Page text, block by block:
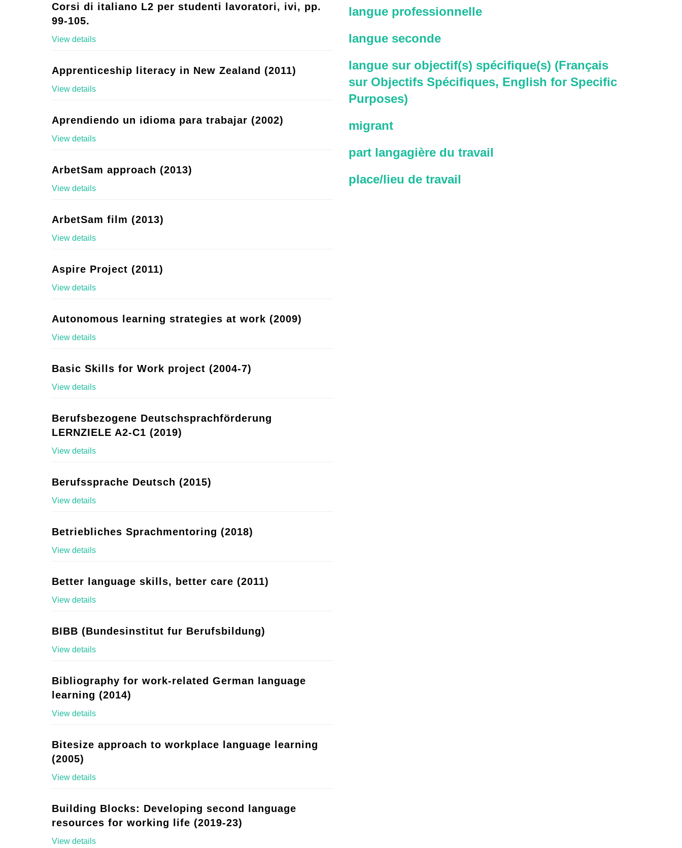
Corsi di italiano L2 per studenti lavoratori, ivi, pp.
99-105.
View details
Apprenticeship literacy in New Zealand (2011)
View details
Aprendiendo un idioma para trabajar (2002)
View details
ArbetSam approach (2013)
View details
ArbetSam film (2013)
View details
Aspire Project (2011)
View details
Autonomous learning strategies at work (2009)
View details
Basic Skills for Work project (2004-7)
View details
Berufsbezogene Deutschsprachförderung
LERNZIELE A2-C1 (2019)
View details
Berufssprache Deutsch (2015)
View details
Betriebliches Sprachmentoring (2018)
View details
Better language skills, better care (2011)
View details
BIBB (Bundesinstitut fur Berufsbildung)
View details
Bibliography for work-related German language
learning (2014)
View details
Bitesize approach to workplace language learning
(2005)
View details
Building Blocks: Developing second language
resources for working life (2019-23)
View details
langue professionnelle
langue seconde
langue sur objectif(s) spécifique(s) (Français
sur Objectifs Spécifiques, English for Specific
Purposes)
migrant
part langagière du travail
place/lieu de travail